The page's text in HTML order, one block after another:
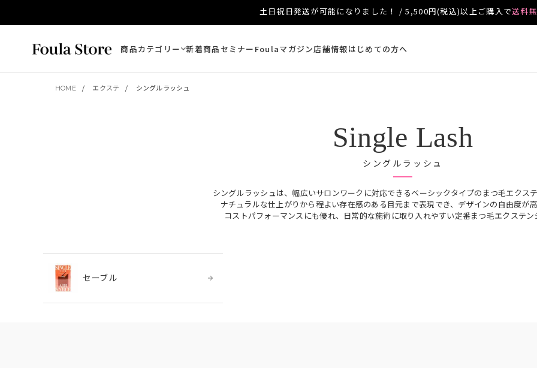
土日祝日発送が可能になりました！ / 5,500円(税込)以上ご購入で送料
商品カテゴリー 新着商品セミナー Foulaマガジン店舗情報はじめての方へ
HOME エクステ シングルラッシュ
Single Lash
シングルラッシュ
シングルラッシュは、幅広いサロンワークに対応できるベーシックタイプのまつ毛エクス
ナチュラルな仕上がりから程よい存在感のある目元まで表現でき、デザインの自由度が
コストパフォーマンスにも優れ、日常的な施術に取り入れやすい定番まつ毛エクステン
セーブル